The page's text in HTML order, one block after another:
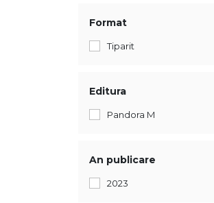
Format
Tiparit
Editura
Pandora M
An publicare
2023